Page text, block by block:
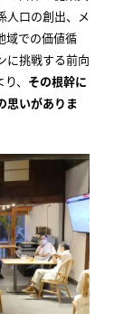
人口の創出、メ
域での価値循
に挑戦する前向
、 その根幹に
思いがありま